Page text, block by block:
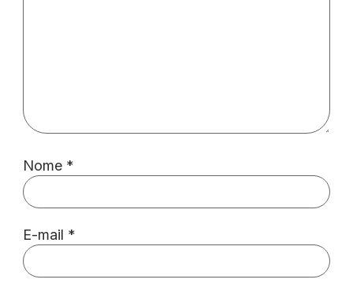
Nome *
E-mail *